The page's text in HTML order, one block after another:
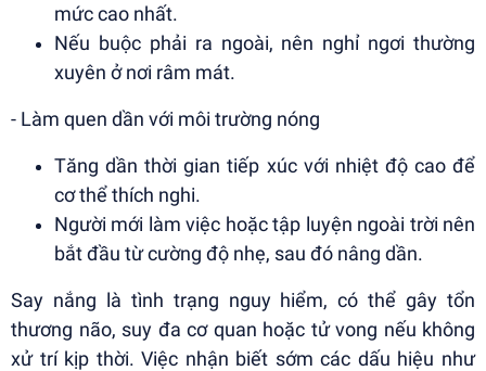
mức cao nhất.
Nếu buộc phải ra ngoài, nên nghỉ ngơi thường
xuyên ở nơi râm mát.
- Làm quen dần với môi trường nóng
Tăng dần thời gian tiếp xúc với nhiệt độ cao để
cơ thể thích nghi.
Người mới làm việc hoặc tập luyện ngoài trời nên
bắt đầu từ cường độ nhẹ, sau đó nâng dần.
Say nắng là tình trạng nguy hiểm, có thể gây tổn
thương não, suy đa cơ quan hoặc tử vong nếu không
xử trí kịp thời. Việc nhận biết sớm các dấu hiệu như